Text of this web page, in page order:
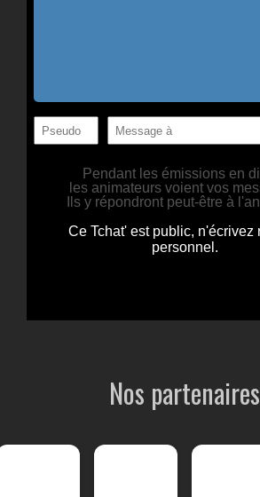
Nos partenaires